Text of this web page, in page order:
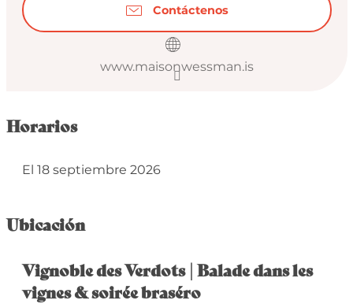
Contáctenos
www.maisonwessman.is
Horarios
El 18 septiembre 2026
Ubicación
Vignoble des Verdots | Balade dans les
vignes & soirée braséro